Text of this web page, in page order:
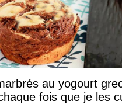
au yogourt
fois que je les